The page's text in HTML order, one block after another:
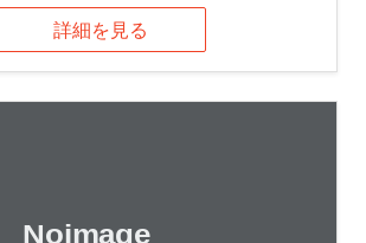
詳細を見る